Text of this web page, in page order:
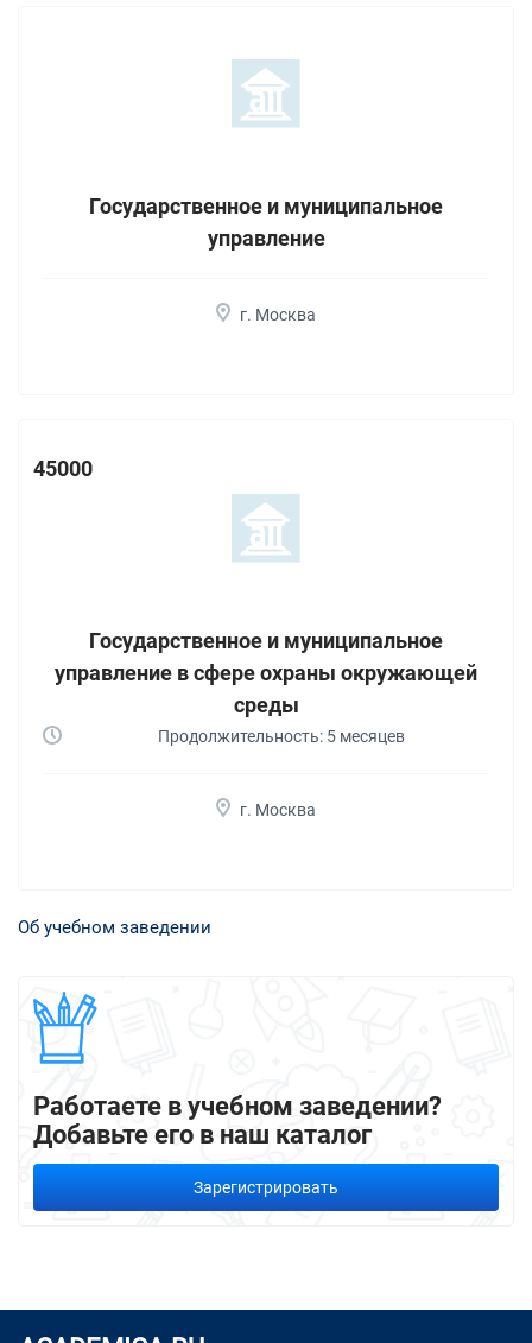
Государственное и муниципальное
управление
г. Москва
45000
Государственное и муниципальное
управление в сфере охраны окружающей
среды
Продолжительность: 5 месяцев
г. Москва
Об учебном заведении
Работаете в учебном заведении?
Добавьте его в наш каталог
Зарегистрировать